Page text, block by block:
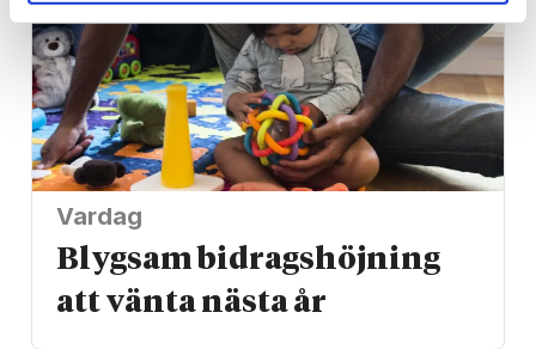
Vardag
Blygsam bidrags­höjning
att vänta nästa år